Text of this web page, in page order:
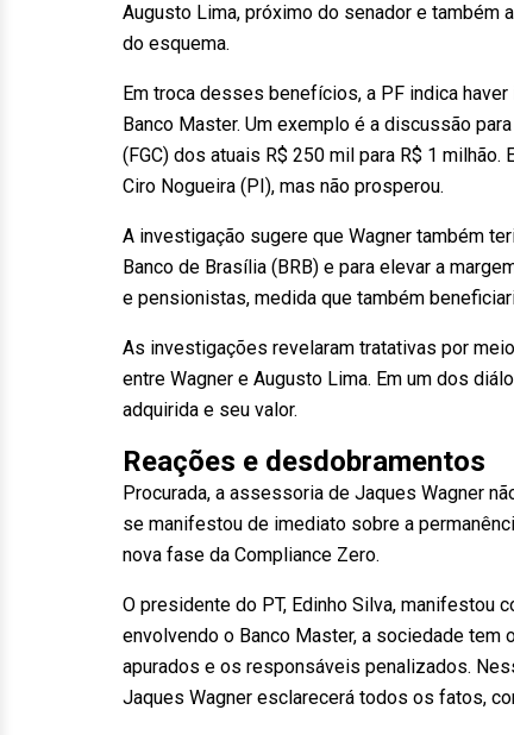
Augusto Lima, próximo do senador e também
do esquema.
Em troca desses benefícios, a PF indica
Banco Master. Um exemplo é a discussão
(FGC) dos atuais R$ 250 mil para R$ 1
Ciro Nogueira (PI), mas não prosperou.
A investigação sugere que Wagner também
Banco de Brasília (BRB) e para elevar a
e pensionistas, medida que também
As investigações revelaram tratativas por
entre Wagner e Augusto Lima. Em um dos
adquirida e seu valor.
Reações e desdobramentos
Procurada, a assessoria de Jaques Wagner
se manifestou de imediato sobre a
nova fase da Compliance Zero.
O presidente do PT, Edinho Silva, manifestou
envolvendo o Banco Master, a sociedade
apurados e os responsáveis penalizados.
Jaques Wagner esclarecerá todos os fatos,